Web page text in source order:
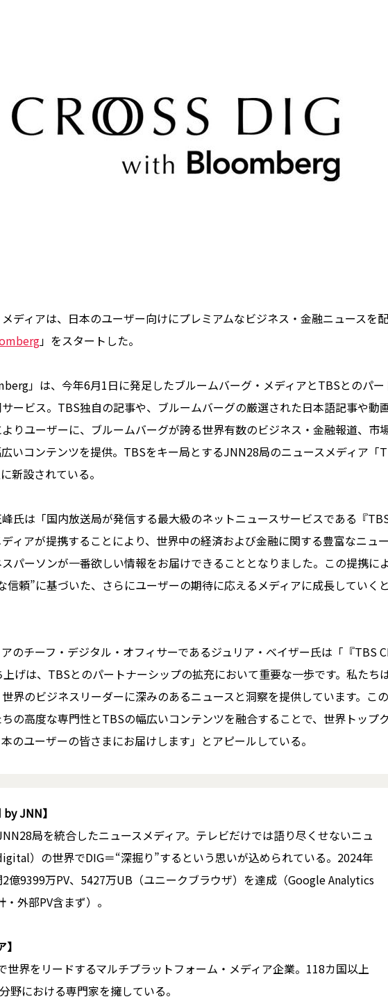
ディアは、日本のユーザー向けにプレミアムなビジネス・金融ニュースを
」をスタートした。
」は、今年6月1日に発足したブルームバーグ・メディアとTBSとのパー
ービス。TBS独自の記事や、ブルームバーグの厳選された日本語記事や動
りユーザーに、ブルームバーグが誇る世界有数のビジネス・金融報道、市
いコンテンツを提供。TBSをキー局とするJNN28局のニュースメディア「
新設されている。
氏は「国内放送局が発信する最大級のネットニュースサービスである『
ィアが提携することにより、世界中の経済および金融に関する豊富なニュ
パーソンが一番欲しい情報をお届けできることとなりました。この提携に
信頼”に基づいた、さらにユーザーの期待に応えるメディアに成長していく
のチーフ・デジタル・オフィサーであるジュリア・ベイザー氏は「『TBS
げは、TBSとのパートナーシップの拡充において重要な一歩です。私たちは
界のビジネスリーダーに深みのあるニュースと洞察を提供しています。こ
の高度な専門性とTBSの幅広いコンテンツを融合することで、世界トップ
のユーザーの皆さまにお届けします」とアピールしている。
JNN】
局を統合したニュースメディア。テレビだけでは語り尽くせないニュ
）の世界でDIG＝“深掘り”するという思いが込められている。2024年
億9399万PV、5427万UB（ユニークブラウザ）を達成（Google Analytics
外部PV含まず）。
世界をリードするマルチプラットフォーム・メディア企業。118カ国以上
野における専門家を擁している。